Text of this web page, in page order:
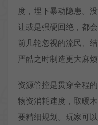
度，埋下暴动隐患。
让或是强硬回绝，都
前几轮忽视的流民、
严酷之时制造更大麻烦
资源管控是贯穿全程
物资消耗速度，取暖
要精细规划。玩家可